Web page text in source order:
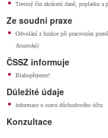
Trestný čin zkrácení daně, poplatku a
Ze soudní praxe
Odvolání z funkce při pracovním
Jasanská)
ČSSZ informuje
Blahopřejeme!
Důležité údaje
informace o stavu důchodového účtu
Konzultace